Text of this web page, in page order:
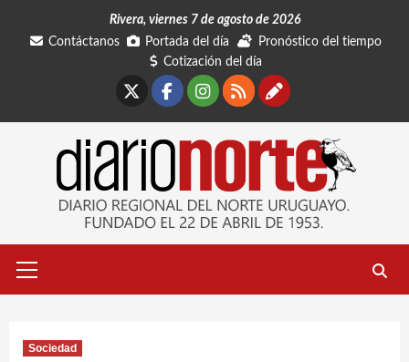
Rivera, viernes 7 de agosto de 2026
Contáctanos
Portada del día
Pronóstico del tiempo
Cotización del día
Facebook
Instagram
RSSContáctanos
primario
Sociedad